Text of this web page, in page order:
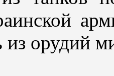
из орудий